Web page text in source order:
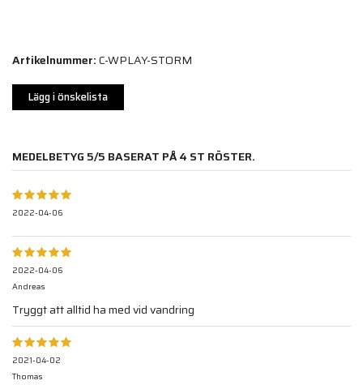
Artikelnummer:C-WPLAY-STORM
Lägg i önskelista
MEDELBETYG 5/5 BASERAT PÅ4 ST RÖSTER.
2022-04-06
2022-04-06
Andreas
Tryggt att alltid ha med vid vandring
2021-04-02
Thomas